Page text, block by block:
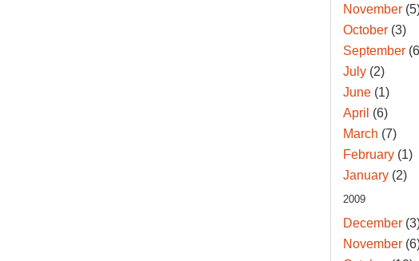
November
October(3)
September
July(2)
June(1)
April (6)
March (7)
February(1)
January(2)
2009
December
November